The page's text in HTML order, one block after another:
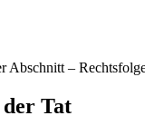
Abschnitt –
Tat